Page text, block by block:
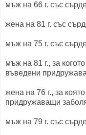
мъж на 66 г. със
жена на 81 г. със
мъж на 75 г. със
мъж на 81 г., за
въведени
жена на 76 г., за
придружаващи
мъж на 79 г. със